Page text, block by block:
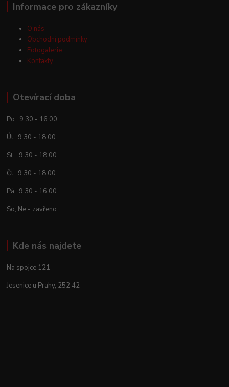
Informace pro zákazníky
O nás
Obchodní podmínky
Fotogalerie
Kontakty
Otevírací doba
Po 9:30 - 16:00
Út 9:30 - 18:00
St 9:30 - 18:00
Čt 9:30 - 18:00
Pá 9:30 - 16:00
So, Ne - zavřeno
Kde nás najdete
Na spojce 121
Jesenice u Prahy, 252 42